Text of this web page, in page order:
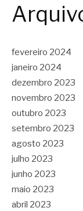
fevereiro 2024
janeiro 2024
dezembro 2023
novembro 2023
outubro 2023
setembro 2023
agosto 2023
julho 2023
junho 2023
maio 2023
abril 2023